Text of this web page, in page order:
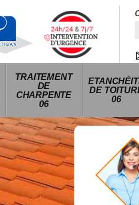
TRAITEMENT
DE
CHARPENTE
06
DE
06